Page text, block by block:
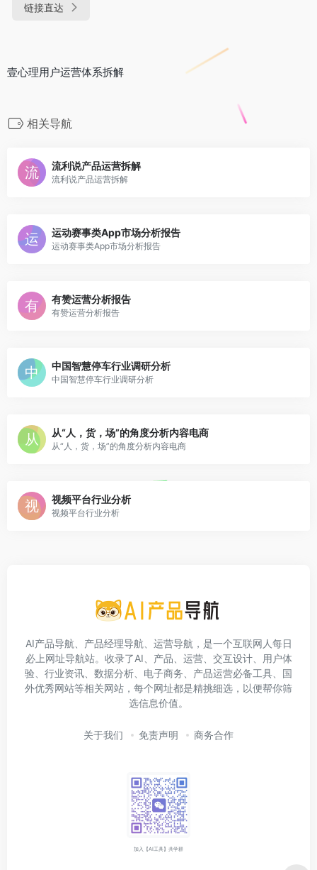
链接直达
壹心理用户运营体系拆解
相关导航
流利说产品运营拆解
流利说产品运营拆解
运动赛事类App市场分析报告
运动赛事类App市场分析报告
有赞运营分析报告
有赞运营分析报告
中国智慧停车行业调研分析
中国智慧停车行业调研分析
从“人，货，场”的角度分析内容电商
从“人，货，场”的角度分析内容电商
视频平台行业分析
视频平台行业分析
AI产品导航、产品经理导航、运营导航，是一个互联网人每日
必上网址导航站。收录了AI、产品、运营、交互设计、用户体
验、行业资讯、数据分析、电子商务、产品运营必备工具、国
外优秀网站等相关网站，每个网址都是精挑细选，以便帮你筛
选信息价值。
关于我们 免责声明 商务合作
加入【AI工具】共学群